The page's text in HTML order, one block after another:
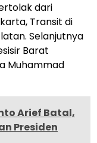
dari
Transit di
Selanjutnya
Barat
Muhammad
Arief Batal,
Presiden